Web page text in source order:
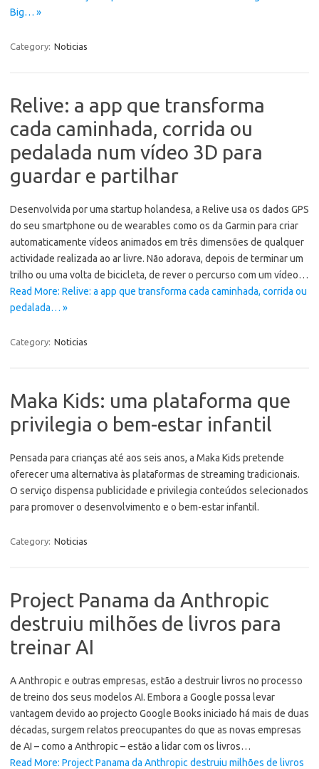
Big… »
Category: Noticias
Relive: a app que transforma
cada caminhada, corrida ou
pedalada num vídeo 3D para
guardar e partilhar
Desenvolvida por uma startup holandesa, a Relive usa os dados GPS
do seu smartphone ou de wearables como os da Garmin para criar
automaticamente vídeos animados em três dimensões de qualquer
actividade realizada ao ar livre. Não adorava, depois de terminar um
trilho ou uma volta de bicicleta, de rever o percurso com um vídeo…
Read More: Relive: a app que transforma cada caminhada, corrida ou
pedalada… »
Category: Noticias
Maka Kids: uma plataforma que
privilegia o bem-estar infantil
Pensada para crianças até aos seis anos, a Maka Kids pretende
oferecer uma alternativa às plataformas de streaming tradicionais.
O serviço dispensa publicidade e privilegia conteúdos selecionados
para promover o desenvolvimento e o bem-estar infantil.
Category: Noticias
Project Panama da Anthropic
destruiu milhões de livros para
treinar AI
A Anthropic e outras empresas, estão a destruir livros no processo
de treino dos seus modelos AI. Embora a Google possa levar
vantagem devido ao projecto Google Books iniciado há mais de duas
décadas, surgem relatos preocupantes do que as novas empresas
de AI – como a Anthropic – estão a lidar com os livros…
Read More: Project Panama da Anthropic destruiu milhões de livros